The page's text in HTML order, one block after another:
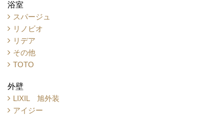
浴室
スパージュ
リノビオ
リデア
その他
TOTO
外壁
LIXIL 旭外装
アイジー